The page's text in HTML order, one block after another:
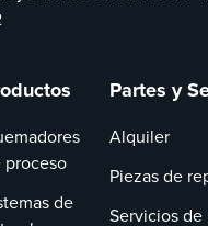
proceso
de
Partes y
Alquiler
Piezas de
Servicios de